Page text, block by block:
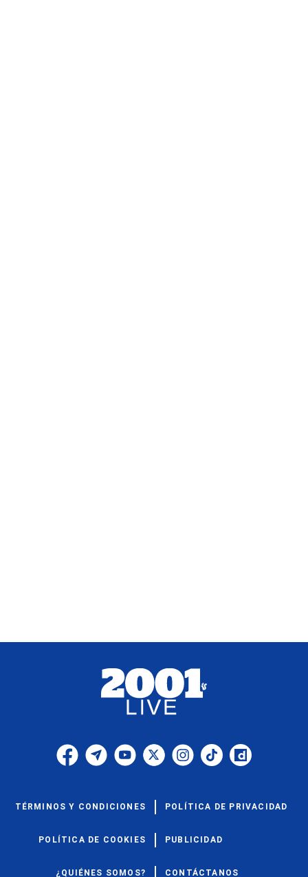
TÉRMINOS Y CONDICIONES POLÍTICA DE PRIVACIDAD
POLÍTICA DE COOKIES PUBLICIDAD
¿QUIÉNES SOMOS? CONTÁCTANOS